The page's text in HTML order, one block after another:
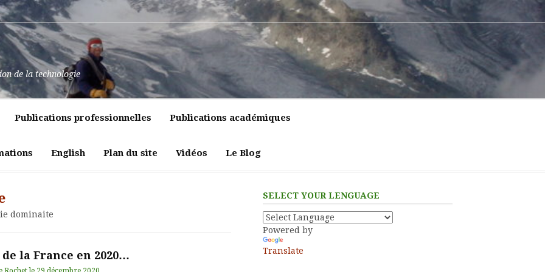
de la technologie
Publications professionnelles Publications académiques
English Plan du site Vidéos Le Blog
dominaite
de la France en 2020…
SELECT YOUR LENGUAGE
Powered by
Translate